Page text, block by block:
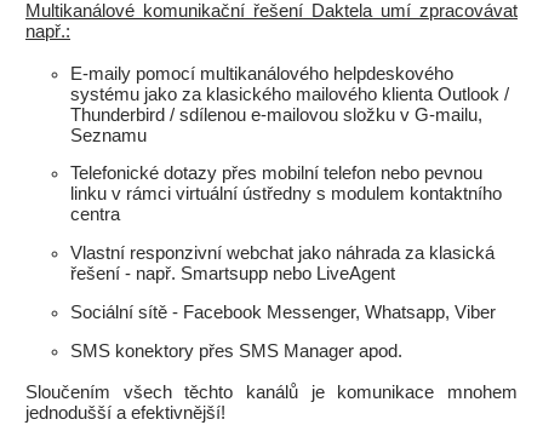
Multikanálové komunikační řešení Daktela umí zpracovávat
např.:
E-maily pomocí multikanálového helpdeskového
systému jako za klasického mailového klienta Outlook /
Thunderbird / sdílenou e-mailovou složku v G-mailu,
Seznamu
Telefonické dotazy přes mobilní telefon nebo pevnou
linku v rámci virtuální ústředny s modulem kontaktního
centra
Vlastní responzivní webchat jako náhrada za klasická
řešení - např. Smartsupp nebo LiveAgent
Sociální sítě - Facebook Messenger, Whatsapp, Viber
SMS konektory přes SMS Manager apod.
Sloučením všech těchto kanálů je komunikace mnohem
jednodušší a efektivnější!